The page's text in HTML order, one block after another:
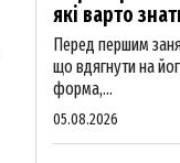
які варто
Перед першим
що вдягнути на
форма,...
05.08.2026